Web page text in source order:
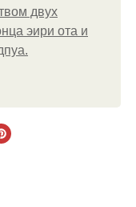
двух
эири ота и